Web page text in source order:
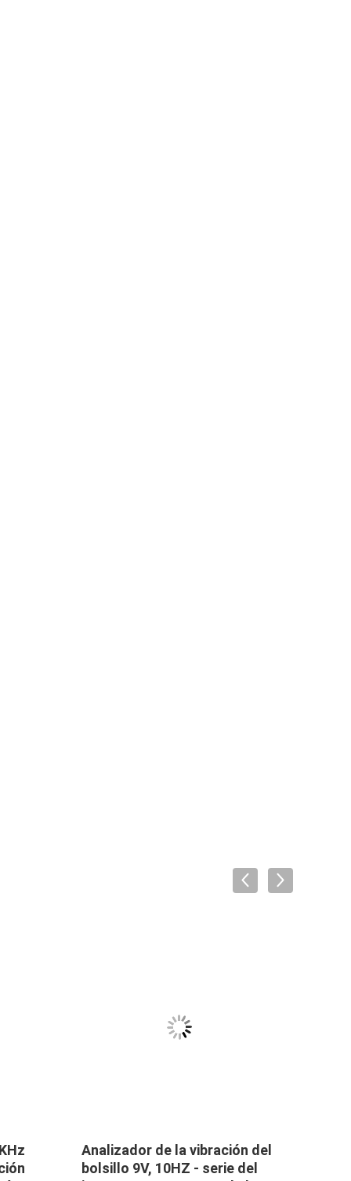
Analizador de la vibración del
bolsillo 9V, 10HZ - serie del